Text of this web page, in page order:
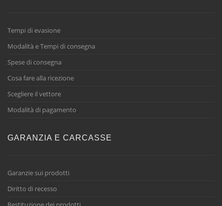
Tempi di evasione
Modalità e Tempi di consegna
Spese di consegna
Cosa fare alla ricezione
Scegliere il vettore
Modalità di pagamento
GARANZIA E CARCASSE
Garanzie sui prodotti
Diritto di recesso